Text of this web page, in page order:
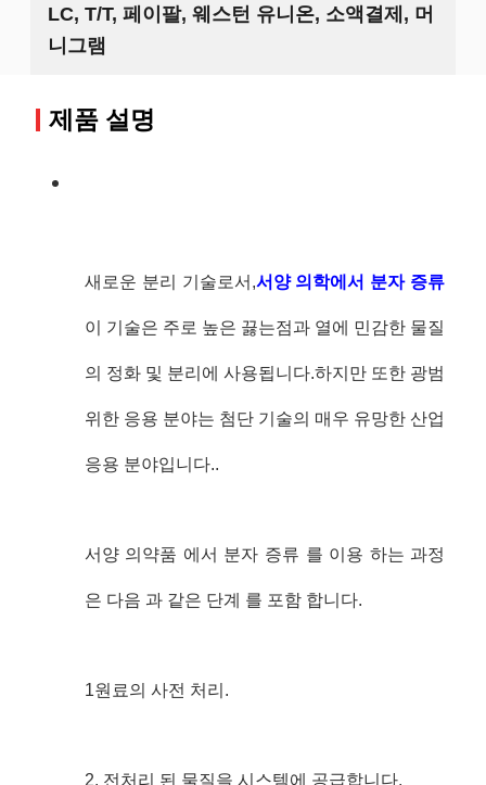
LC, T/T, 페이팔, 웨스턴 유니온, 소액결제, 머
니그램
제품 설명
새로운 분리 기술로서,서양 의학에서 분자 증류
이 기술은 주로 높은 끓는점과 열에 민감한 물질
의 정화 및 분리에 사용됩니다.하지만 또한 광범
위한 응용 분야는 첨단 기술의 매우 유망한 산업
응용 분야입니다..
서양 의약품 에서 분자 증류 를 이용 하는 과정
은 다음 과 같은 단계 를 포함 합니다.
1원료의 사전 처리.
2. 전처리 된 물질을 시스템에 공급합니다.